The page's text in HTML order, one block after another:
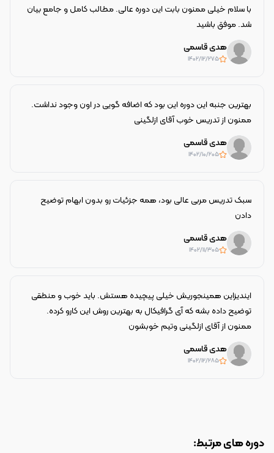
با سلام خیلی ممنون بابت این دوره عالی. مطالب کامل و جامع بیان
شد. موفق باشید
هدی قاسمی
5۱۴۰۲/۱۲/۲۷
بهترین جنبه این دوره این بود که اضافه گویی در اون وجود نداشت.
ممنون از تدریس خوب آقای ازلگینی
هدی قاسمی
5۱۴۰۲/۱۰/۲۰
سبک تدریس مربی عالی بود، همه جزئیات رو بدون ابهام توضیح
دادن
هدی قاسمی
5۱۴۰۲/۱۱/۳۰
ایندیزاین همینجوریش خیلی پیچیده هستش. باید خوب و منطقی
توضیح داده بشه که آی گرافیکال به بهترین روش این کارو کرده.
ممنون از آقای ازلگینی وتیم خوبشون
هدی قاسمی
5۱۴۰۲/۱۲/۲۸
دوره های مرتبط: